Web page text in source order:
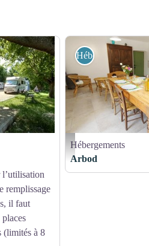
- OT Vallée de la Drôme
remplissage
il faut
(limités à 8
Gîtes de France
Hébergements
Hébergements
Arbod